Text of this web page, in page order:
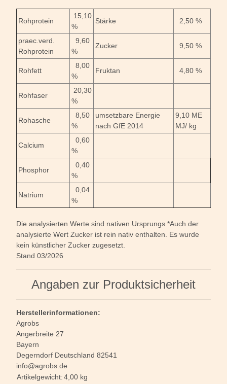
Rohprotein
15,10
%
Stärke 2,50 %
praec.verd.
Rohprotein
9,60
%
Zucker 9,50 %
Rohfett
8,00
%
Fruktan 4,80 %
Rohfaser
20,30
%
Rohasche
8,50
%
umsetzbare Energie
nach GfE 2014
9,10 ME
MJ/ kg
Calcium
0,60
%
Phosphor
0,40
%
Natrium
0,04
%
Die analysierten Werte sind nativen Ursprungs *Auch der
analysierte Wert Zucker ist rein nativ enthalten. Es wurde
kein künstlicher Zucker zugesetzt.
Stand 03/2026
Angaben zur Produktsicherheit
Herstellerinformationen:
Agrobs
Angerbreite 27
Bayern
Degerndorf Deutschland 82541
info@agrobs.de
Artikelgewicht:4,00 kg